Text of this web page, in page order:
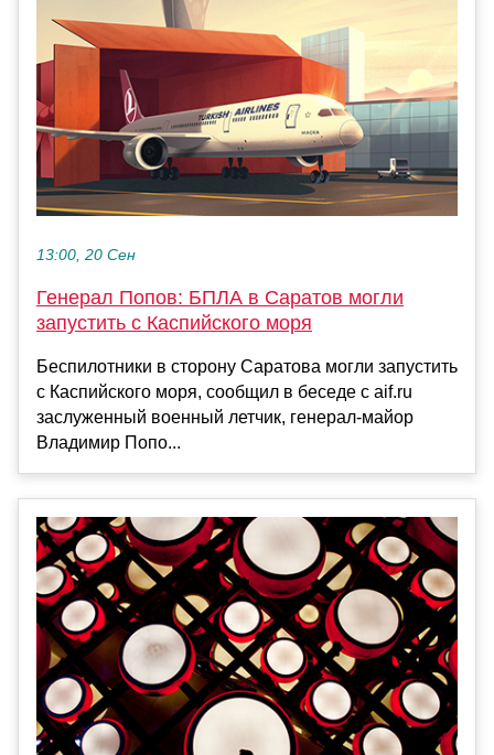
13:00, 20 Сен
Генерал Попов: БПЛА в Саратов могли
запустить с Каспийского моря
Беспилотники в сторону Саратова могли запустить
с Каспийского моря, сообщил в беседе с aif.ru
заслуженный военный летчик, генерал-майор
Владимир Попо...